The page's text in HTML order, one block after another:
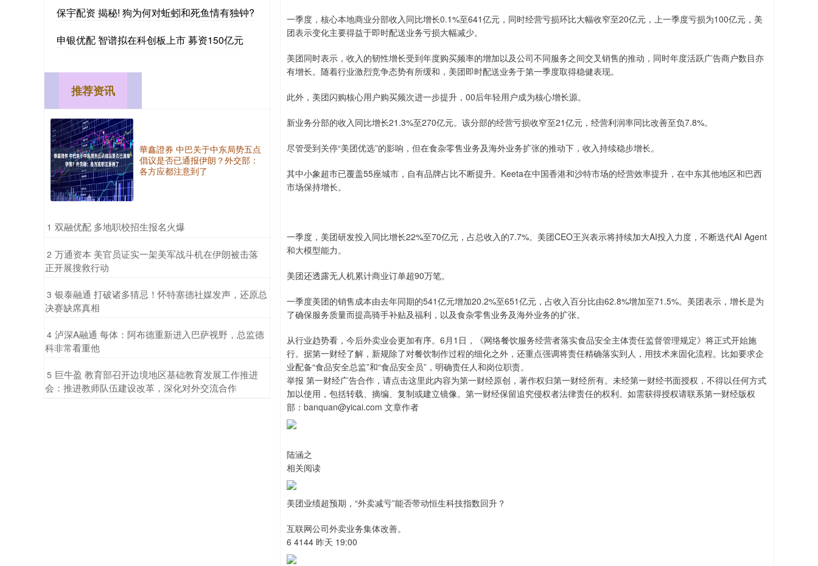
一季度，核心本地商业分部收入同比增长0.1%至641亿元，同时经营亏损环比大幅收窄至20亿元，上一季度亏损为100亿元，美
团表示变化主要得益于即时配送业务亏损大幅减少。
美团同时表示，收入的韧性增长受到年度购买频率的增加以及公司不同服务之间交叉销售的推动，同时年度活跃广告商户数目亦
有增长。随着行业激烈竞争态势有所缓和，美团即时配送业务于第一季度取得稳健表现。
此外，美团闪购核心用户购买频次进一步提升，00后年轻用户成为核心增长源。
新业务分部的收入同比增长21.3%至270亿元。该分部的经营亏损收窄至21亿元，经营利润率同比改善至负7.8%。
尽管受到关停“美团优选”的影响，但在食杂零售业务及海外业务扩张的推动下，收入持续稳步增长。
其中小象超市已覆盖55座城市，自有品牌占比不断提升。Keeta在中国香港和沙特市场的经营效率提升，在中东其他地区和巴西
市场保持增长。
一季度，美团研发投入同比增长22%至70亿元，占总收入的7.7%。美团CEO王兴表示将持续加大AI投入力度，不断迭代AI Agent
和大模型能力。
美团还透露无人机累计商业订单超90万笔。
一季度美团的销售成本由去年同期的541亿元增加20.2%至651亿元，占收入百分比由62.8%增加至71.5%。美团表示，增长是为
了确保服务质量而提高骑手补贴及福利，以及食杂零售业务及海外业务的扩张。
从行业趋势看，今后外卖业会更加有序。6月1日，《网络餐饮服务经营者落实食品安全主体责任监督管理规定》将正式开始施
行。据第一财经了解，新规除了对餐饮制作过程的细化之外，还重点强调将责任精确落实到人，用技术来固化流程。比如要求企
业配备“食品安全总监”和“食品安全员”，明确责任人和岗位职责。
举报 第一财经广告合作，请点击这里此内容为第一财经原创，著作权归第一财经所有。未经第一财经书面授权，不得以任何方式
加以使用，包括转载、摘编、复制或建立镜像。第一财经保留追究侵权者法律责任的权利。如需获得授权请联系第一财经版权
部：banquan@yicai.com 文章作者
陆涵之
相关阅读
美团业绩超预期，“外卖减亏”能否带动恒生科技指数回升？
互联网公司外卖业务集体改善。
6 4144 昨天 19:00
保宇配资 揭秘! 狗为何对蚯蚓和死鱼情有独钟?
申银优配 智谱拟在科创板上市 募资150亿元
推荐资讯
華鑫證券 中巴关于中东局势五点
倡议是否已通报伊朗？外交部：
各方应都注意到了
1 ​双融优配 多地职校招生报名火爆
2 ​万通资本 美官员证实一架美军战斗机在伊朗被击落
正开展搜救行动
3 ​银泰融通 打破诸多猜忌！怀特塞德社媒发声，还原总
决赛缺席真相
4 ​泸深A融通 每体：阿布德重新进入巴萨视野，总监德
科非常看重他
5 ​巨牛盈 教育部召开边境地区基础教育发展工作推进
会：推进教师队伍建设改革，深化对外交流合作